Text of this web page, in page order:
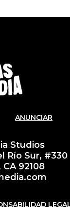
ANUNCIAR
Studios
Río Sur, #330
92108